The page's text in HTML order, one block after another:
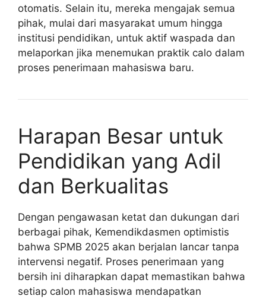
otomatis. Selain itu, mereka mengajak semua
pihak, mulai dari masyarakat umum hingga
institusi pendidikan, untuk aktif waspada dan
melaporkan jika menemukan praktik calo dalam
proses penerimaan mahasiswa baru.
Harapan Besar untuk
Pendidikan yang Adil
dan Berkualitas
Dengan pengawasan ketat dan dukungan dari
berbagai pihak, Kemendikdasmen optimistis
bahwa SPMB 2025 akan berjalan lancar tanpa
intervensi negatif. Proses penerimaan yang
bersih ini diharapkan dapat memastikan bahwa
setiap calon mahasiswa mendapatkan